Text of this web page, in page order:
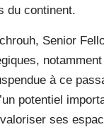
du continent.
Senior
à ce
potentiel
ses